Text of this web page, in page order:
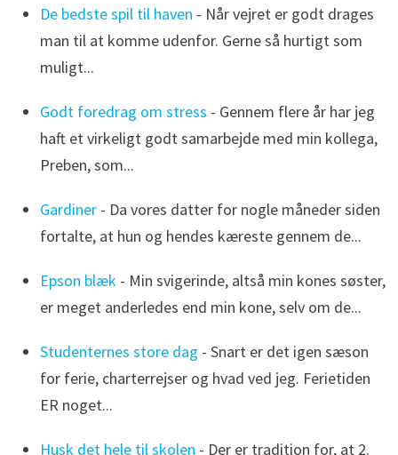
De bedste spil til haven - Når vejret er godt drages
man til at komme udenfor. Gerne så hurtigt som
muligt...
Godt foredrag om stress - Gennem flere år har jeg
haft et virkeligt godt samarbejde med min kollega,
Preben, som...
Gardiner- Da vores datter for nogle måneder siden
fortalte, at hun og hendes kæreste gennem de...
Epson blæk - Min svigerinde, altså min kones søster,
er meget anderledes end min kone, selv om de...
Studenternes store dag - Snart er det igen sæson
for ferie, charterrejser og hvad ved jeg. Ferietiden
ER noget...
Husk det hele til skolen - Der er tradition for, at 2.